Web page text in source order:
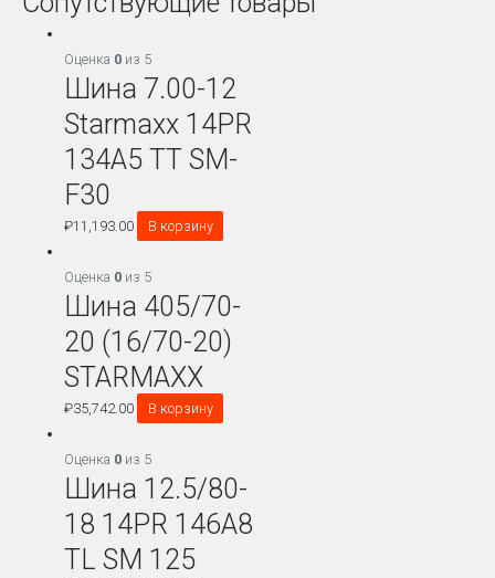
Оценка 0 из 5
Шина 7.00-12
Starmaxx 14PR
134A5 TT SM-
F30
₽11,193.00 В корзину
Оценка 0 из 5
Шина 405/70-
20 (16/70-20)
STARMAXX
₽35,742.00 В корзину
Оценка 0 из 5
Шина 12.5/80-
18 14PR 146A8
TL SM 125